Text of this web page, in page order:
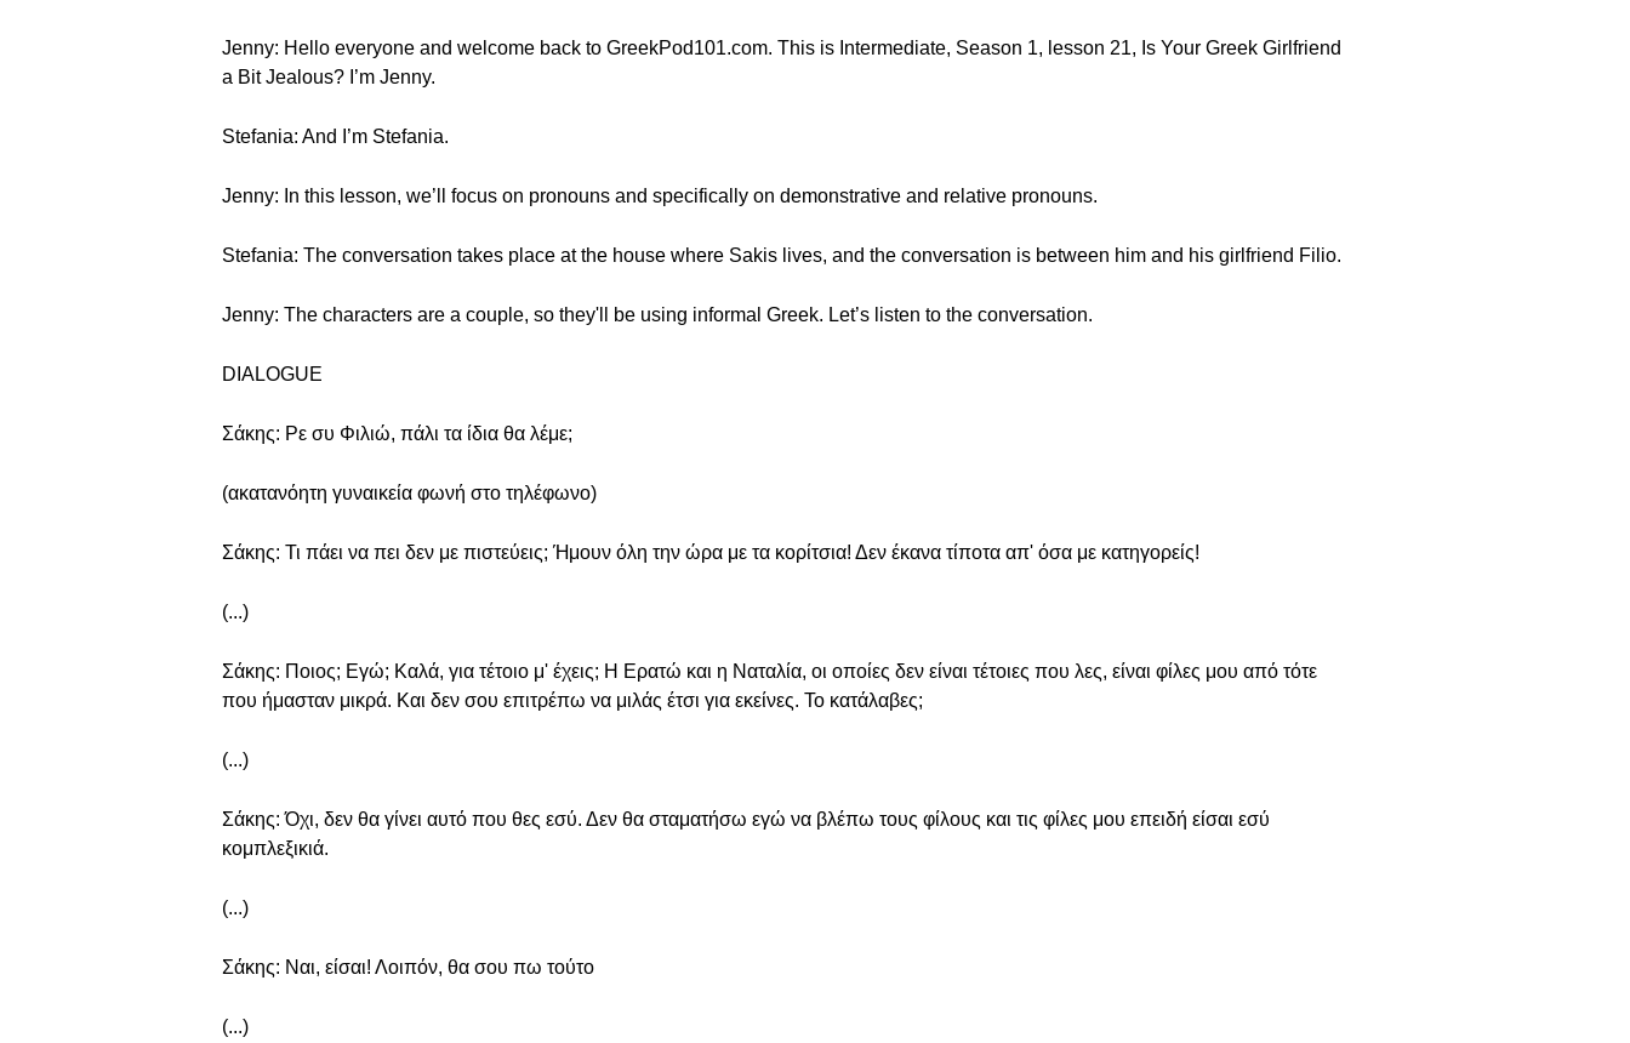
Jenny: Hello everyone and welcome back to GreekPod101.com. This is Intermediate, Season 1, lesson 21, Is Your Greek Girlfriend
a Bit Jealous? I’m Jenny.
Stefania: And I’m Stefania.
Jenny: In this lesson, we’ll focus on pronouns and specifically on demonstrative and relative pronouns.
Stefania: The conversation takes place at the house where Sakis lives, and the conversation is between him and his girlfriend Filio.
Jenny: The characters are a couple, so they'll be using informal Greek. Let’s listen to the conversation.
DIALOGUE
Σάκης: Ρε συ Φιλιώ, πάλι τα ίδια θα λέμε;
(ακατανόητη γυναικεία φωνή στο τηλέφωνο)
Σάκης: Τι πάει να πει δεν με πιστεύεις; Ήμουν όλη την ώρα με τα κορίτσια! Δεν έκανα τίποτα απ' όσα με κατηγορείς!
(...)
Σάκης: Ποιος; Εγώ; Καλά, για τέτοιο μ' έχεις; Η Ερατώ και η Ναταλία, οι οποίες δεν είναι τέτοιες που λες, είναι φίλες μου από τότε
που ήμασταν μικρά. Και δεν σου επιτρέπω να μιλάς έτσι για εκείνες. Το κατάλαβες;
(...)
Σάκης: Όχι, δεν θα γίνει αυτό που θες εσύ. Δεν θα σταματήσω εγώ να βλέπω τους φίλους και τις φίλες μου επειδή είσαι εσύ
κομπλεξικιά.
(...)
Σάκης: Ναι, είσαι! Λοιπόν, θα σου πω τούτο
(...)